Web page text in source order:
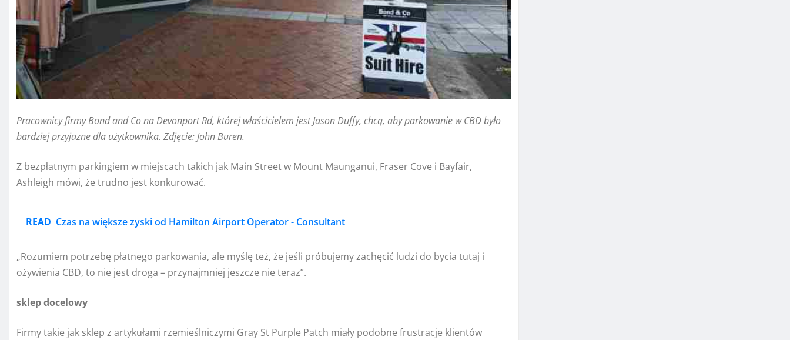
Pracownicy firmy Bond and Co na Devonport Rd, której właścicielem jest Jason Duffy, chcą, aby parkowanie w CBD było
bardziej przyjazne dla użytkownika. Zdjęcie: John Buren.
Z bezpłatnym parkingiem w miejscach takich jak Main Street w Mount Maunganui, Fraser Cove i Bayfair,
Ashleigh mówi, że trudno jest konkurować.
READ Czas na większe zyski od Hamilton Airport Operator - Consultant
„Rozumiem potrzebę płatnego parkowania, ale myślę też, że jeśli próbujemy zachęcić ludzi do bycia tutaj i
ożywienia CBD, to nie jest droga – przynajmniej jeszcze nie teraz”.
sklep docelowy
Firmy takie jak sklep z artykułami rzemieślniczymi Gray St Purple Patch miały podobne frustracje klientów